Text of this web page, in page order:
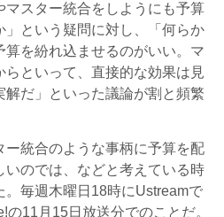
マスター統合をしようにも予算
」という疑問に対し、「何らか
を紛れ込ませるのがいい。マ
らといって、直接的な効果は見
だ」といった議論が割と頻繁
統合のような事柄に予算を配
いのでは、などと考えている時
。毎週木曜日18時にUstreamで
11月15日放送分でのことだ。